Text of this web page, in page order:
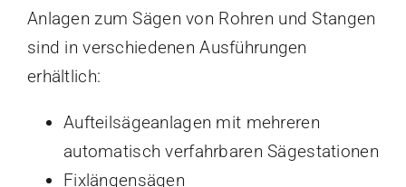
Anlagen zum Sägen von Rohren und Stangen
sind in verschiedenen Ausführungen
erhältlich:
Aufteilsägeanlagen mit mehreren
automatisch verfahrbaren Sägestationen
Fixlängensägen